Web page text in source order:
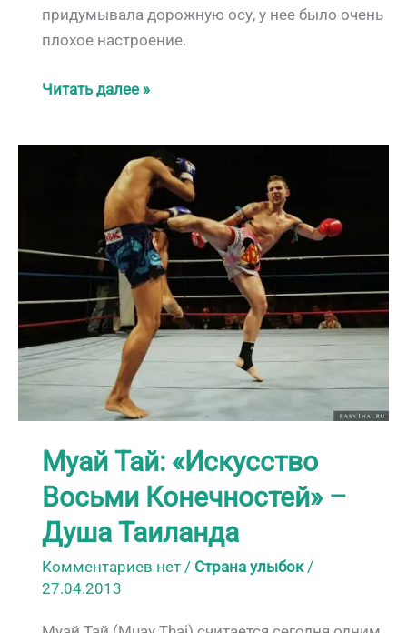
придумывала дорожную осу, у нее было очень
плохое настроение.
Дорожная
Читать далее »
Муай Тай: «Искусство
Восьми Конечностей» –
Душа Таиланда
Комментариев нет / Страна улыбок/
27.04.2013